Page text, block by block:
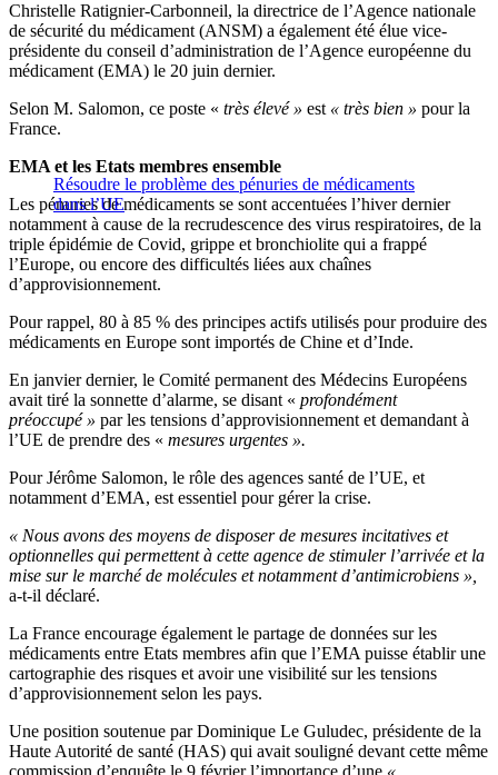
Christelle Ratignier-Carbonneil, la directrice de l’Agence nationale
de sécurité du médicament (ANSM) a également été élue vice-
présidente du conseil d’administration de l’Agence européenne du
médicament (EMA) le 20 juin dernier.
Selon M. Salomon, ce poste « très élevé » est « très bien » pour la
France.
Résoudre le problème des pénuries de médicaments
dans l’UE
EMA et les Etats membres ensemble
Les pénuries de médicaments se sont accentuées l’hiver dernier
notamment à cause de la recrudescence des virus respiratoires, de la
triple épidémie de Covid, grippe et bronchiolite qui a frappé
l’Europe, ou encore des difficultés liées aux chaînes
d’approvisionnement.
Pour rappel, 80 à 85 % des principes actifs utilisés pour produire des
médicaments en Europe sont importés de Chine et d’Inde.
En janvier dernier, le Comité permanent des Médecins Européens
avait tiré la sonnette d’alarme, se disant « profondément
préoccupé » par les tensions d’approvisionnement et demandant à
l’UE de prendre des « mesures urgentes ».
Pour Jérôme Salomon, le rôle des agences santé de l’UE, et
notamment d’EMA, est essentiel pour gérer la crise.
« Nous avons des moyens de disposer de mesures incitatives et
optionnelles qui permettent à cette agence de stimuler l’arrivée et la
mise sur le marché de molécules et notamment d’antimicrobiens »,
a-t-il déclaré.
La France encourage également le partage de données sur les
médicaments entre Etats membres afin que l’EMA puisse établir une
cartographie des risques et avoir une visibilité sur les tensions
d’approvisionnement selon les pays.
Une position soutenue par Dominique Le Guludec, présidente de la
Haute Autorité de santé (HAS) qui avait souligné devant cette même